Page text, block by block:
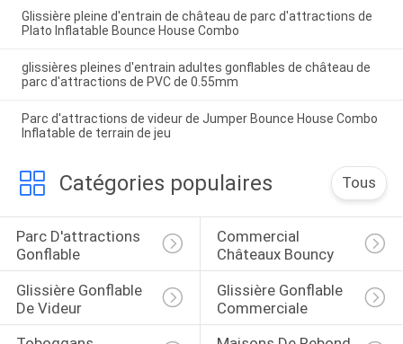
Glissière pleine d'entrain de château de parc d'attractions de
Plato Inflatable Bounce House Combo
glissières pleines d'entrain adultes gonflables de château de
parc d'attractions de PVC de 0.55mm
Parc d'attractions de videur de Jumper Bounce House Combo
Inflatable de terrain de jeu
Catégories populaires Tous
Parc D'attractions
Gonflable
Commercial
Châteaux Bouncy
Glissière Gonflable
De Videur
Glissière Gonflable
Commerciale